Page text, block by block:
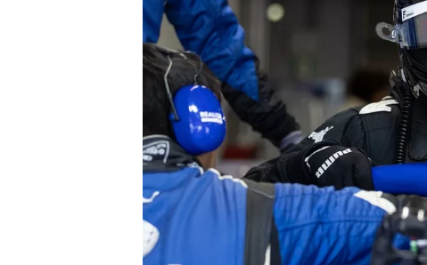
WORLD SUPERBIKE